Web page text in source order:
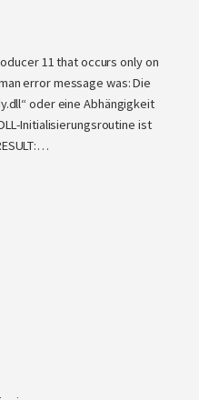
11 that occurs only on
error message was: Die
oder eine Abhängigkeit
Initialisierungsroutine ist